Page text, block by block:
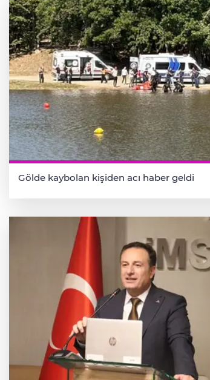
Gölde kaybolan kişiden acı haber geldi